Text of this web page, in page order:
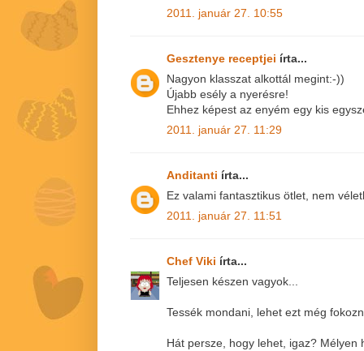
2011. január 27. 10:55
Gesztenye receptjei írta...
Nagyon klasszat alkottál megint:-))
Újabb esély a nyerésre!
Ehhez képest az enyém egy kis
2011. január 27. 11:29
Anditanti írta...
Ez valami fantasztikus ötlet, nem
2011. január 27. 11:51
Chef Viki írta...
Teljesen készen vagyok...
Tessék mondani, lehet ezt még
Hát persze, hogy lehet, igaz? Mélyen